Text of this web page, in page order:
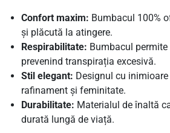
Confort maxim: Bumbacul 100%
și plăcută la atingere.
Respirabilitate: Bumbacul
prevenind transpirația excesivă.
Stil elegant: Designul cu
rafinament și feminitate.
Durabilitate: Materialul de înaltă
durată lungă de viață.